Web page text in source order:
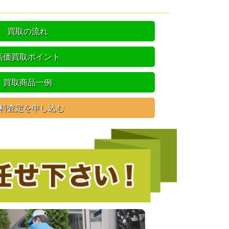
買取の流れ
価買取ポイント
買取商品一例
査定を申し込む